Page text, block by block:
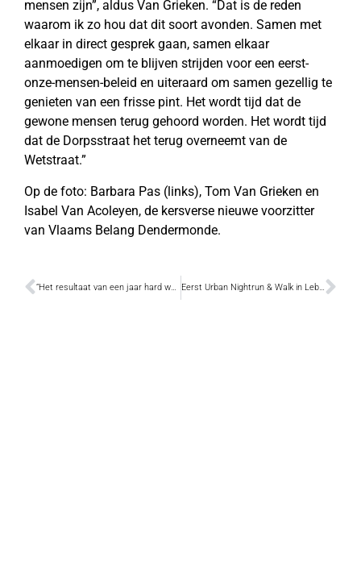
mensen zijn”, aldus Van Grieken. “Dat is de reden
waarom ik zo hou dat dit soort avonden. Samen met
elkaar in direct gesprek gaan, samen elkaar
aanmoedigen om te blijven strijden voor een eerst-
onze-mensen-beleid en uiteraard om samen gezellig te
genieten van een frisse pint. Het wordt tijd dat de
gewone mensen terug gehoord worden. Het wordt tijd
dat de Dorpsstraat het terug overneemt van de
Wetstraat.”
Op de foto: Barbara Pas (links), Tom Van Grieken en
Isabel Van Acoleyen, de kersverse nieuwe voorzitter
van Vlaams Belang Dendermonde.
“Het resultaat van een jaar hard werken” Eerst Urban Nightrun & Walk in Lebbeke